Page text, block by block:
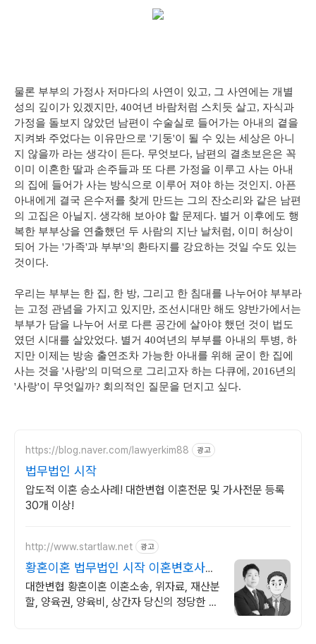
물론 부부의 가정사 저마다의 사연이 있고, 그 사연에는 개별
성의 깊이가 있겠지만, 40여년 바람처럼 스치듯 살고, 자식과
가정을 돌보지 않았던 남편이 수술실로 들어가는 아내의 곁을
지켜봐 주었다는 이유만으로 '기둥'이 될 수 있는 세상은 아니
지 않을까 라는 생각이 든다. 무엇보다, 남편의 결초보은은 꼭
이미 이혼한 딸과 손주들과 또 다른 가정을 이루고 사는 아내
의 집에 들어가 사는 방식으로 이루어 져야 하는 것인지. 아픈
아내에게 결국 은수저를 찾게 만드는 그의 잔소리와 같은 남편
의 고집은 아닐지. 생각해 보아야 할 문제다. 별거 이후에도 행
복한 부부상을 연출했던 두 사람의 지난 날처럼, 이미 허상이
되어 가는 '가족'과 부부'의 환타지를 강요하는 것일 수도 있는
것이다.
우리는 부부는 한 집, 한 방, 그리고 한 침대를 나누어야 부부라
는 고정 관념을 가지고 있지만, 조선시대만 해도 양반가에서는
부부가 담을 나누어 서로 다른 공간에 살아야 했던 것이 법도
였던 시대를 살았었다. 별거 40여년의 부부를 아내의 투병, 하
지만 이제는 방송 출연조차 가능한 아내를 위해 굳이 한 집에
사는 것을 '사랑'의 미덕으로 그리고자 하는 다큐에, 2016년의
'사랑'이 무엇일까? 회의적인 질문을 던지고 싶다.
https://blog.naver.com/lawyerkim88 광고
법무법인 시작
압도적 이혼 승소사례! 대한변협 이혼전문 및 가사전문 등록
30개 이상!
http://www.startlaw.net 광고
황혼이혼 법무법인 시작 이혼변호사
24시간 비밀상담
대한변협 황혼이혼 이혼소송, 위자료, 재산분
할, 양육권, 양육비, 상간자 당신의 정당한 시